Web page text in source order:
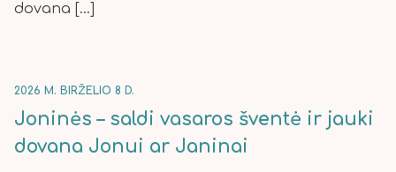
dovana […]
2026 M. BIRŽELIO 8 D.
Joninės – saldi vasaros šventė ir jauki
dovana Jonui ar Janinai